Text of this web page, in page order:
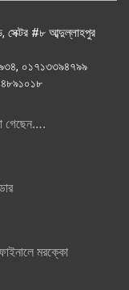
সেক্টর #৮ আব্দুল্লাহপুর
০১৭১৩৩৯৪৭৯৯
গেছেন….
ফাইনালে মরক্কো